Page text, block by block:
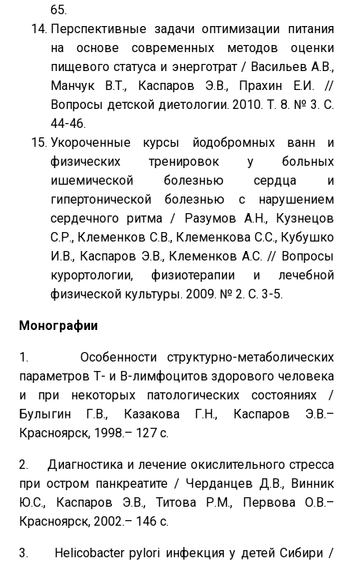
65.
Перспективные задачи оптимизации питания
на основе современных методов оценки
пищевого статуса и энерготрат / Васильев А.В.,
Манчук В.Т., Каспаров Э.В., Прахин Е.И. //
Вопросы детской диетологии. 2010. Т. 8. № 3. С.
44-46.
Укороченные курсы йодобромных ванн и
физических тренировок у больных
ишемической болезнью сердца и
гипертонической болезнью с нарушением
сердечного ритма / Разумов А.Н., Кузнецов
С.Р., Клеменков С.В., Клеменкова С.С., Кубушко
И.В., Каспаров Э.В., Клеменков А.С. // Вопросы
курортологии, физиотерапии и лечебной
физической культуры. 2009. № 2. С. 3-5.
Монографии
1. Особенности структурно-метаболических
параметров Т- и В-лимфоцитов здорового человека
и при некоторых патологических состояниях /
Булыгин Г.В., Казакова Г.Н., Каспаров Э.В.–
Красноярск, 1998.– 127 с.
2. Диагностика и лечение окислительного стресса
при остром панкреатите / Черданцев Д.В., Винник
Ю.С., Каспаров Э.В., Титова Р.М., Первова О.В.–
Красноярск, 2002.– 146 с.
3. Helicobacter pylori инфекция у детей Сибири /